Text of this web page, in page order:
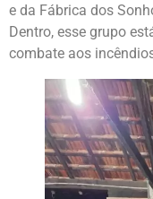
e da Fábrica dos
Dentro, esse grupo
combate aos